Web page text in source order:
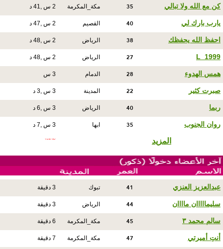
كن مع الله ولا تبالي 35 مكة_المكرمة 2 س ,41 د
يارب بارك لي 40 القصيم 2 س ,47 د
احفظ الله يحفظك 38 الرياض 2 س ,48 د
L_1999
27 الرياض 2 س ,48 د
همس الهدوء 28 الدمام 3 س
صبرت كثير 22 المدينة 3 س ,3 د
ربما 40 الرياض 3 س ,6 د
روان الجنوب 35 ابها 3 س ,7 د
المزيد
عبدالعزيز العنزي 41 تبوك 3 دقيقة
سليمااااان ماااان 44 الرياض 3 دقيقة
سالم محمد ٣ 45 مكة_المكرمة 6 دقيقة
أنتِ أميرتي 47 مكة_المكرمة 7 دقيقة